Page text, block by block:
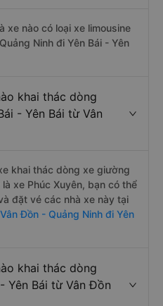
xe nào có loại xe limousine
Ninh đi Yên Bái - Yên
khai thác dòng
- Yên Bái từ Vân
khai thác dòng xe giường
xe Phúc Xuyên, bạn có thể
đặt vé các nhà xe này tại
Đồn - Quảng Ninh đi Yên
khai thác dòng
Yên Bái từ Vân Đồn